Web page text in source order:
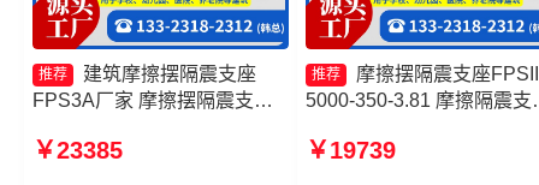
推荐
建筑摩擦摆隔震支座
FPS3A厂家 摩擦摆隔震支座
擦摆支座 摩擦摆隔震支座
￥23385
推荐
摩擦摆隔震支座
5000-350-3.81 摩擦隔震支
建筑摩擦摆式隔震支座源
￥19739